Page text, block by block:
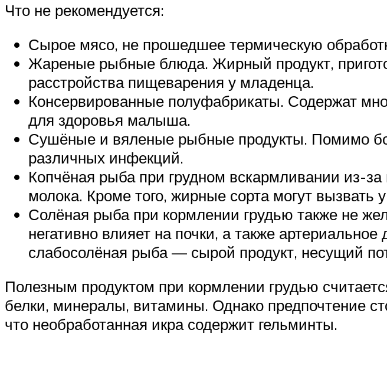
Что не рекомендуется:
Сырое мясо, не прошедшее термическую
Жареные рыбные блюда. Жирный продукт,
расстройства пищеварения у младенца.
Консервированные полуфабрикаты. Содержат
для здоровья малыша.
Сушёные и вяленые рыбные продукты. Помимо
различных инфекций.
Копчёная рыба при грудном вскармливании из-за
молока. Кроме того, жирные сорта могут
Солёная рыба при кормлении грудью также не
негативно влияет на почки, а также
слабосолёная рыба — сырой продукт, несущий
Полезным продуктом при кормлении грудью
белки, минералы, витамины. Однако предпочтение
что необработанная икра содержит гельминты.